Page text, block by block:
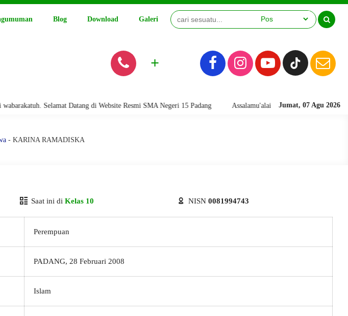
Blog Download Galeri Video
+
Jumat, 07 Agu 2026
Selamat Datang di Website Resmi SMA Negeri 15 Padang Assalamu'alaikum warahmatullahi
- KARINA RAMADISKA
Saat ini di Kelas 10 NISN 0081994743
Perempuan
PADANG, 28 Februari 2008
Islam